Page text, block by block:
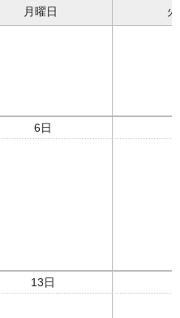
月曜日
6日
13日